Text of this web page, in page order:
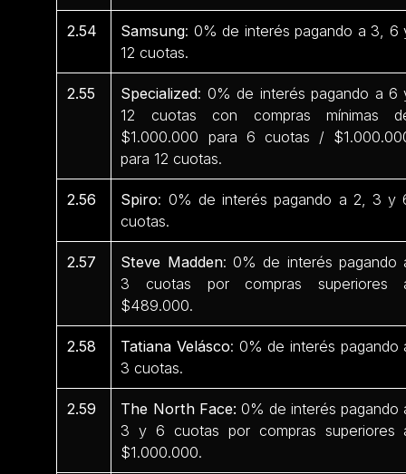
2.54 Samsung: 0% de interés pagando a 3, 6
12 cuotas.
2.55 Specialized: 0% de interés pagando a 6
12 cuotas con compras mínimas
$1.000.000 para 6 cuotas /
para 12 cuotas.
2.56 Spiro: 0% de interés pagando a 2, 3 y
cuotas.
2.57 Steve Madden: 0% de interés pagando
3 cuotas por compras superiores
$489.000.
2.58 Tatiana Velásco: 0% de interés pagando
3 cuotas.
2.59 The North Face: 0% de interés pagando
3 y 6 cuotas por compras superiores
$1.000.000.